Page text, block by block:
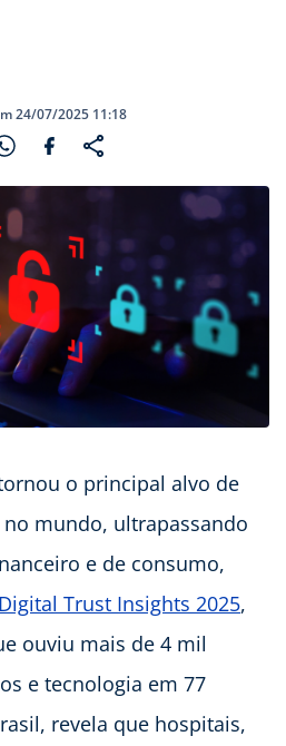
24/07/2025 11:18
o principal alvo de
no mundo, ultrapassando
e de consumo,
Digital Trust Insights 2025,
ouviu mais de 4 mil
e tecnologia em 77
revela que hospitais,